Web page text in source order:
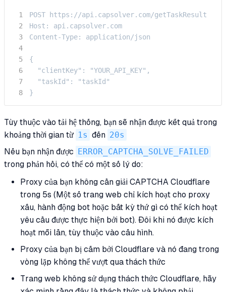
POST https://api.capsolver.com/getTaskResult
Host: api.capsolver.com
Content-Type: application/json
{
  "clientKey": "YOUR_API_KEY",
  "taskId": "taskId"
}
Tùy thuộc vào tải hệ thống, bạn sẽ nhận được kết quả trong
khoảng thời gian từ 1s đến 20s
Nếu bạn nhận được
ERROR_CAPTCHA_SOLVE_FAILED
trong phản hồi, có thể có một số lý do:
Proxy của bạn không cần giải CAPTCHA Cloudflare
trong 5s (Một số trang web chỉ kích hoạt cho proxy
xấu, hành động bot hoặc bất kỳ thứ gì có thể kích hoạt
yêu cầu được thực hiện bởi bot). Đôi khi nó được kích
hoạt mỗi lần, tùy thuộc vào cấu hình.
Proxy của bạn bị cấm bởi Cloudflare và nó đang trong
vòng lặp không thể vượt qua thách thức
Trang web không sử dụng thách thức Cloudflare, hãy